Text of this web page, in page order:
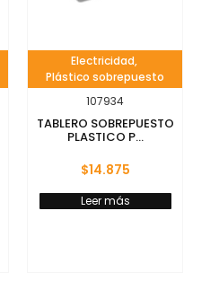
Electricidad,
Plástico sobrepuesto
107934
TABLERO SOBREPUESTO
PLASTICO P...
$14.875
Leer más